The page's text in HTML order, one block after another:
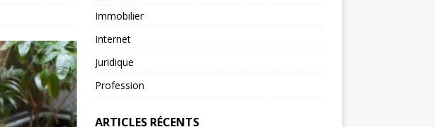
Immobilier
Internet
Juridique
Profession
ARTICLES RÉCENTS